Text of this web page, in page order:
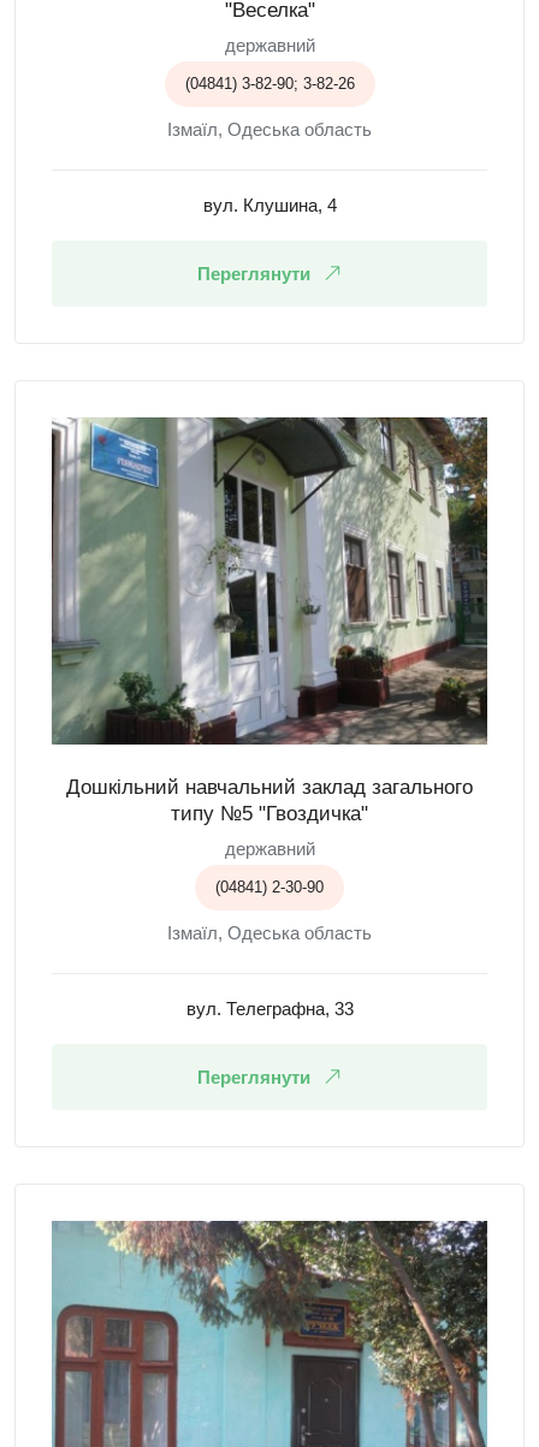
"Веселка"
державний
(04841) 3-82-90; 3-82-26
Ізмаїл, Одеська область
вул. Клушина, 4
Переглянути
Дошкільний навчальний заклад загального
типу №5 "Гвоздичка"
державний
(04841) 2-30-90
Ізмаїл, Одеська область
вул. Телеграфна, 33
Переглянути